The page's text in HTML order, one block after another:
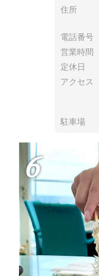
住所
電話番号
営業時間
定休日
アクセス
駐車場
6